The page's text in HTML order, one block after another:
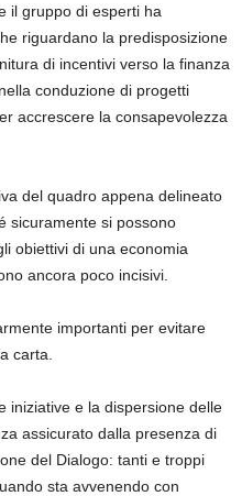
il gruppo di esperti ha
riguardano la predisposizione
di incentivi verso la finanza
conduzione di progetti
accrescere la consapevolezza
del quadro appena delineato
sicuramente si possono
obiettivi di una economia
ancora poco incisivi.
importanti per evitare
carta.
iniziative e la dispersione delle
assicurato dalla presenza di
del Dialogo: tanti e troppi
sta avvenendo con